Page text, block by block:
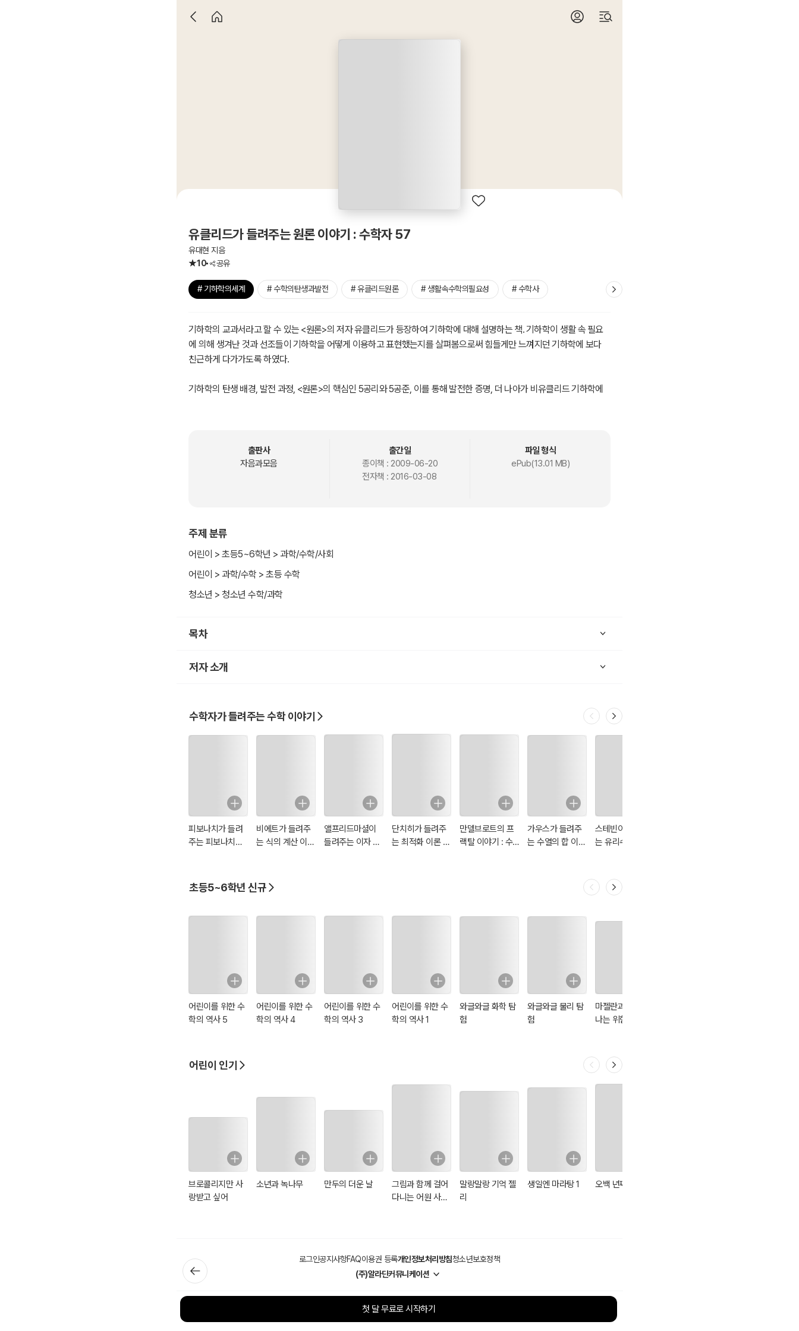
유클리드가 들려주는 원론 이야기 : 수학자 57
유대현 지음
10
공유
# 기하학의세계 # 수학의탄생과발전 # 유클리드원론 # 생활속수학의필요성 # 수학사
기하학의 교과서라고 할 수 있는 <원론>의 저자 유클리드가 등장하여 기하학에 대해 설명하는 책. 기하학이 생활 속 필요
에 의해 생겨난 것과 선조들이 기하학을 어떻게 이용하고 표현했는지를 살펴봄으로써 힘들게만 느껴지던 기하학에 보다
친근하게 다가가도록 하였다.
기하학의 탄생 배경, 발전 과정, <원론>의 핵심인 5공리와 5공준, 이를 통해 발전한 증명, 더 나아가 비유클리드 기하학에
출판사
자음과모음
출간일
종이책 : 2009-06-20
전자책 : 2016-03-08
파일 형식
ePub(13.01 MB)
주제 분류
어린이 > 초등5~6학년 > 과학/수학/사회
어린이 > 과학/수학 > 초등 수학
청소년 > 청소년 수학/과학
목차
저자 소개
수학자가 들려주는 수학 이야기
피보나치가 들려
주는 피보나치수
비에트가 들려주
는 식의 계산 이야
앨프리드마셜이
들려주는 이자 이
단치히가 들려주
는 최적화 이론 2
만델브로트의 프
랙탈 이야기 : 수
가우스가 들려주
는 수열의 합 이야
스테빈이 들려주
는 유리수 이야기
초등5~6학년 신규
어린이를 위한 수
학의 역사 5
어린이를 위한 수
학의 역사 4
어린이를 위한 수
학의 역사 3
어린이를 위한 수
학의 역사 1
와글와글 화학 탐
험
와글와글 물리 탐
험
마젤란과 함께 떠
나는 위험천만하
어린이 인기
브로콜리지만 사
랑받고 싶어
소년과 녹나무 만두의 더운 날
그림과 함께 걸어
다니는 어원 사전
말랑말랑 기억 젤
리
생일엔 마라탕 1 오백 년째 열다섯
로그인공지사항FAQ이용권 등록개인정보처리방침청소년보호정책
(주)알라딘커뮤니케이션
첫 달 무료로 시작하기